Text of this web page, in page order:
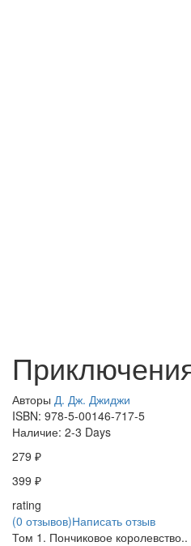
Авторы Д. Дж. Джиджи
ISBN: 978-5-00146-717-5
Наличие: 2-3 Days
279 ₽
399 ₽
rating
(0 отзывов)Написать отзыв
Том 1. Пончиковое королевство..